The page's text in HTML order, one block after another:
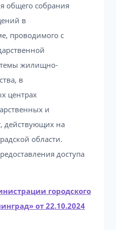
общего собрания
в
проводимого с
жилищно-
в
центрах
и
действующих на
области.
доступа
городского
от 22.10.2024